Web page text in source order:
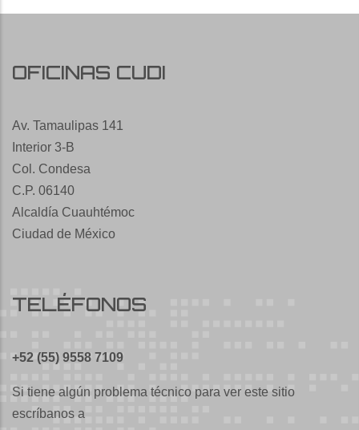
OFICINAS CUDI
Av. Tamaulipas 141
Interior 3-B
Col. Condesa
C.P. 06140
Alcaldía Cuauhtémoc
Ciudad de México
TELÉFONOS
+52 (55) 9558 7109
Si tiene algún problema técnico para ver este sitio
escríbanos a